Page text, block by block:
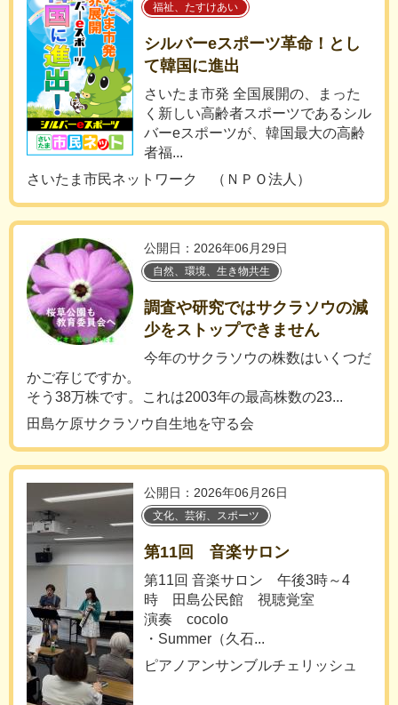
福祉、たすけあい
シルバーeスポーツ革命！とし
て韓国に進出
さいたま市発 全国展開の、まった
く新しい高齢者スポーツであるシル
バーeスポーツが、韓国最大の高齢
者福...
さいたま市民ネットワーク （ＮＰＯ法人）
公開日：2026年06月29日
自然、環境、生き物共生
調査や研究ではサクラソウの減
少をストップできません
今年のサクラソウの株数はいくつだ
かご存じですか。
そう38万株です。これは2003年の最高株数の23...
田島ケ原サクラソウ自生地を守る会
公開日：2026年06月26日
文化、芸術、スポーツ
第11回 音楽サロン
第11回 音楽サロン 午後3時～4
時 田島公民館 視聴覚室
演奏 cocolo
・Summer（久石...
ピアノアンサンブルチェリッシュ